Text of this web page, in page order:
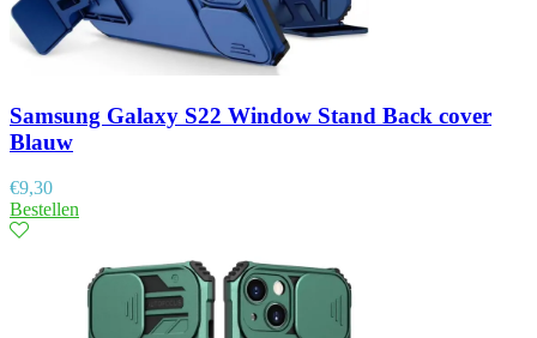
Samsung Galaxy S22 Window Stand Back cover
Blauw
€9,30
Bestellen